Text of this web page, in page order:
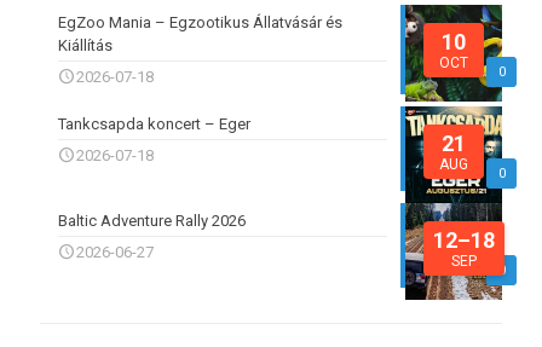
10
OCT
0
EgZoo Mania – Egzootikus Állatvásár és
Kiállítás
2026-07-18
21
AUG
0
Tankcsapda koncert – Eger
2026-07-18
12–18
SEP
0
Baltic Adventure Rally 2026
2026-06-27